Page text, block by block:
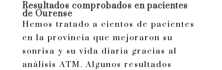
Resultados comprobados en pacientes
de Ourense
Hemos tratado a cientos de pacientes
en la provincia que mejoraron su
sonrisa y su vida diaria gracias al
análisis ATM. Algunos resultados